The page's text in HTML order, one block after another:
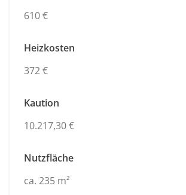
610 €
Heizkosten
372 €
Kaution
10.217,30 €
Nutzfläche
ca. 235 m²